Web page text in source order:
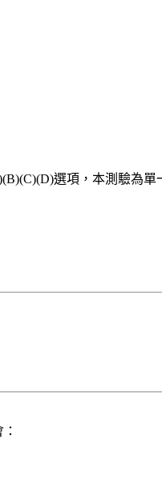
選項，本測驗為